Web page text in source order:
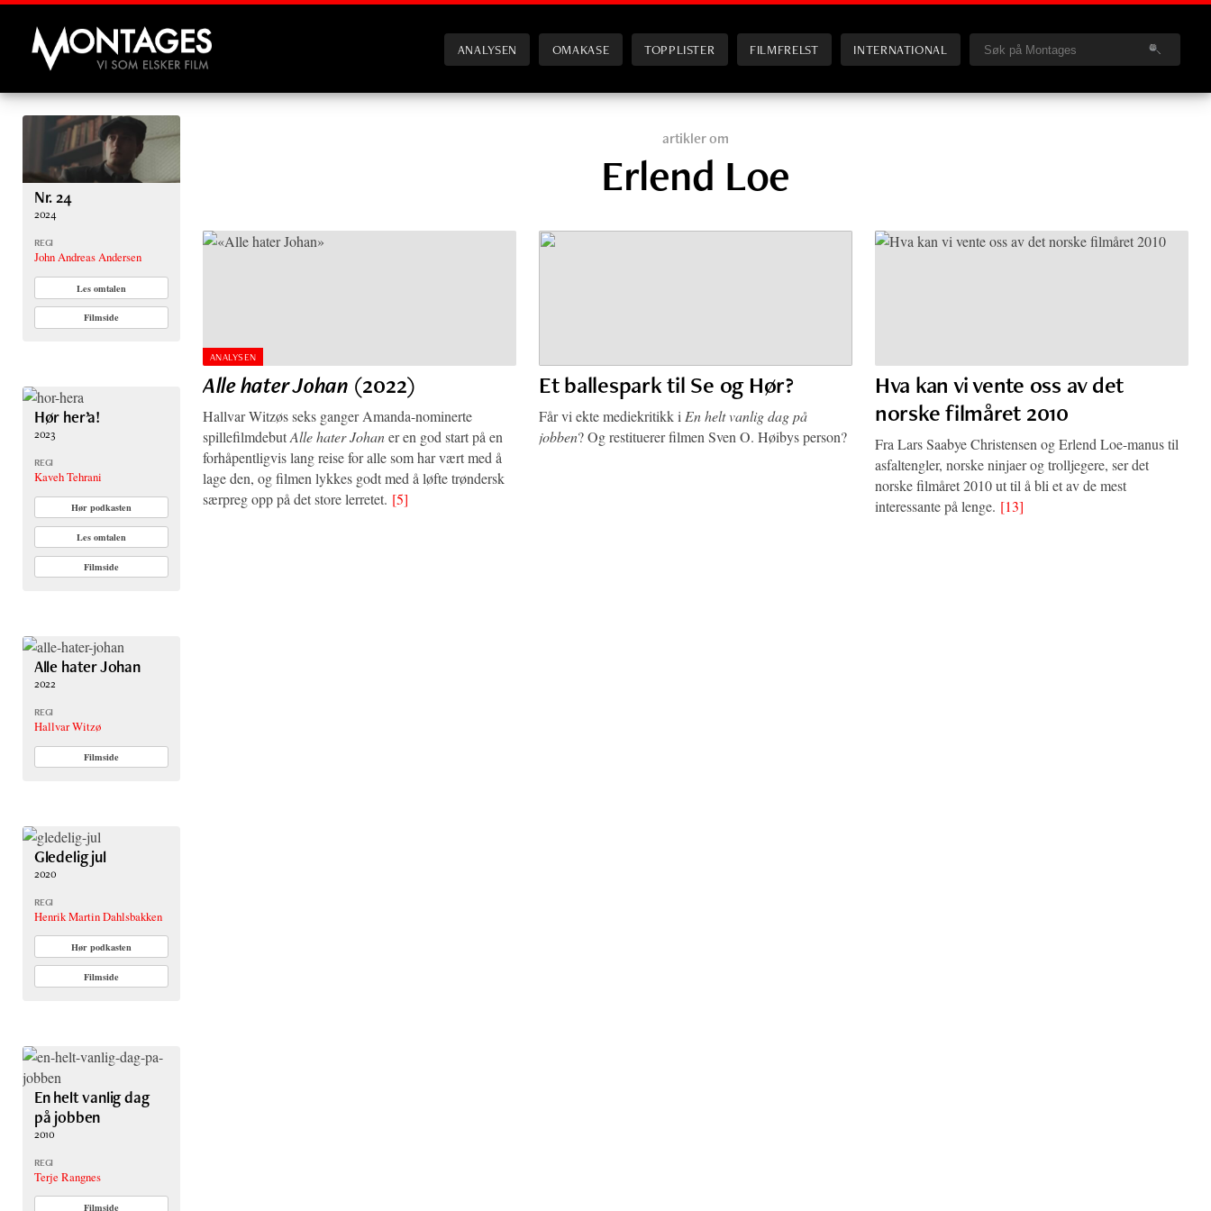
Montages
ANALYSEN OMAKASE TOPPLISTER FILMFRELST INTERNATIONAL
Nr. 24
2024
REGI
John Andreas Andersen
Les omtalen
Filmside
Hør her’a!
2023
REGI
Kaveh Tehrani
Hør podkasten
Les omtalen
Filmside
Alle hater Johan
2022
REGI
Hallvar Witzø
Filmside
Gledelig jul
2020
REGI
Henrik Martin Dahlsbakken
Hør podkasten
Filmside
En helt vanlig dag
på jobben
2010
REGI
Terje Rangnes
Filmside
artikler om
Erlend Loe
ANALYSEN
Alle hater Johan (2022)
Hallvar Witzøs seks ganger Amanda-nominerte
spillefilmdebutAlle hater Johaner en god start på en
forhåpentligvis lang reise for alle som har vært med å
lage den, og filmen lykkes godt med å løfte trøndersk
særpreg opp på det store lerretet. [5]
Et ballespark til Se og Hør?
Får vi ekte mediekritikk i En helt vanlig dag på
jobben? Og restituerer filmen Sven O. Høibys person?
Hva kan vi vente oss av det
norske filmåret 2010
Fra Lars Saabye Christensen og Erlend Loe-manus til
asfaltengler, norske ninjaer og trolljegere, ser det
norske filmåret 2010 ut til å bli et av de mest
interessante på lenge. [13]